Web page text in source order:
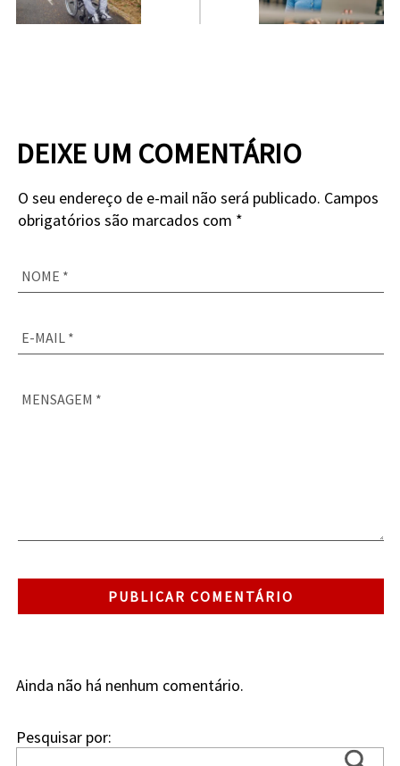
DEIXE UM COMENTÁRIO
O seu endereço de e-mail não será publicado. Campos
obrigatórios são marcados com *
Ainda não há nenhum comentário.
Pesquisar por: